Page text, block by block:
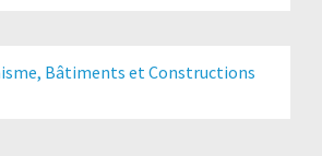
Bâtiments et Constructions